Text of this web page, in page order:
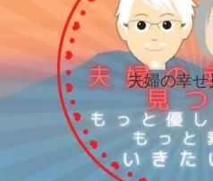
夫婦の幸せ